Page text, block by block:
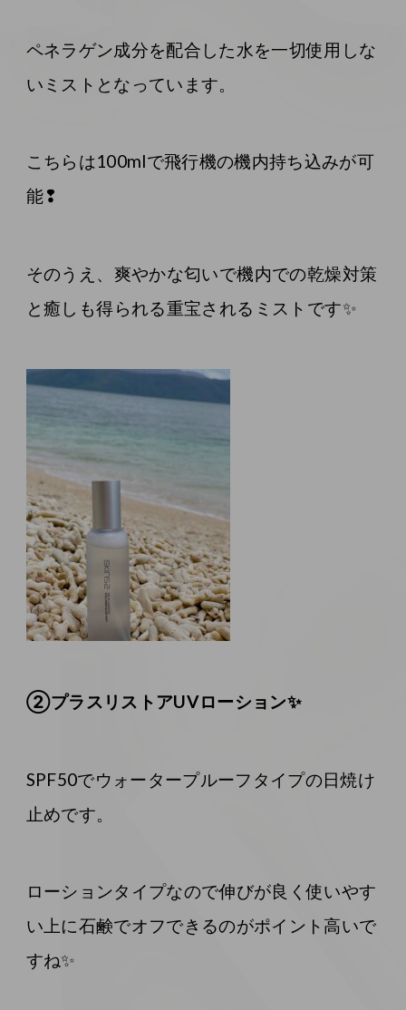
ペネラゲン成分を配合した水を一切使用しな
いミストとなっています。
こちらは100mlで飛行機の機内持ち込みが可
能❢
そのうえ、爽やかな匂いで機内での乾燥対策
と癒しも得られる重宝されるミストです✨
②プラスリストアUVローション✨
SPF50でウォータープルーフタイプの日焼け
止めです。
ローションタイプなので伸びが良く使いやす
い上に石鹸でオフできるのがポイント高いで
すね✨